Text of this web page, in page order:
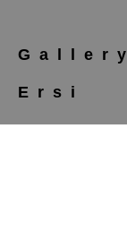
Gallery
Ersi